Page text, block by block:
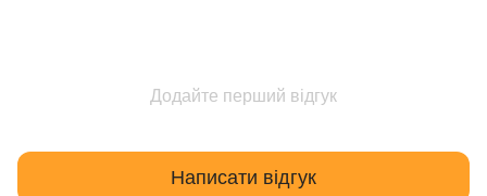
Додайте перший відгук
Написати відгук